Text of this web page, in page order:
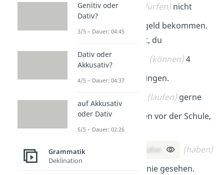
dürfe
(dürfen)nicht
mehr Taschengeld bekommen.
Felix behauptet, du
könnest
(können)4
Meter weit springen.
(laufen)gerne
ein paar Runden vor der Schule,
sagt er.
habe
(haben)
so etwas noch nie gesehen.
Genitiv oder
Dativ?
3/5 – Dauer: 04:45
Dativ oder
Akkusativ?
4/5 – Dauer: 04:37
auf Akkusativ
oder Dativ
5/5 – Dauer: 02:26
Grammatik
Deklination